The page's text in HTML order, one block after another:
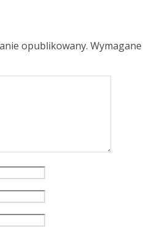
opublikowany. Wymagane